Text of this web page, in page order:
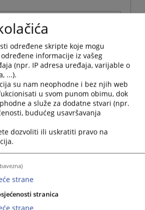
Pretraži
određene skripte koje mogu
informacije iz vašeg
(npr. IP adresa uređaja, varijable o
...).
su nam neophodne i bez njih web
u svom punom obimu, dok
a služe za dodatne stvari (npr.
budućeg usavršavanja
dozvoliti ili uskratiti pravo na
strane
stranica
strane